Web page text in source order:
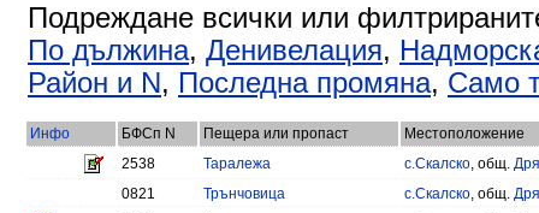
Подреждане всички или
По дължина, Денивелация,
Район и N, Последна промяна, Само
Инфо БФСп N Пещера или пропаст
Местоположение
2538
Таралежа с.Скалско, общ.
0821
Трънчовица с.Скалско, общ.